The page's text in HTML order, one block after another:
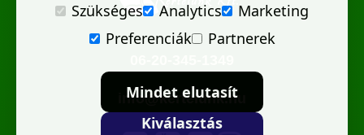
info@kertelunk.hu
Szükséges
Analytics
Marketing
Preferenciák
Partnerek
Mindet elutasít
Kiválasztás